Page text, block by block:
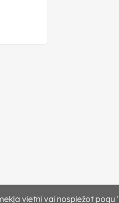
vietni vai nospiežot